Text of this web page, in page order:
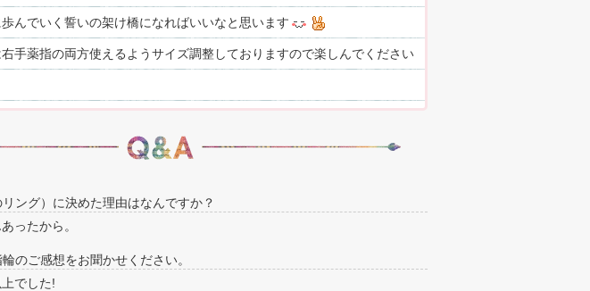
んでいく誓いの架け橋になればいいなと思います
手薬指の両方使えるようサイズ調整しておりますので楽しんでください
リング）に決めた理由はなんですか？
ったから。
のご感想をお聞かせください。
でした!